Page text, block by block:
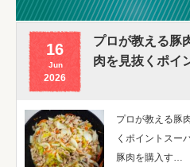
16
Jun
2026
プロが教える豚
肉を見抜くポイ
プロが教える豚
くポイントスー
豚肉を購入す…